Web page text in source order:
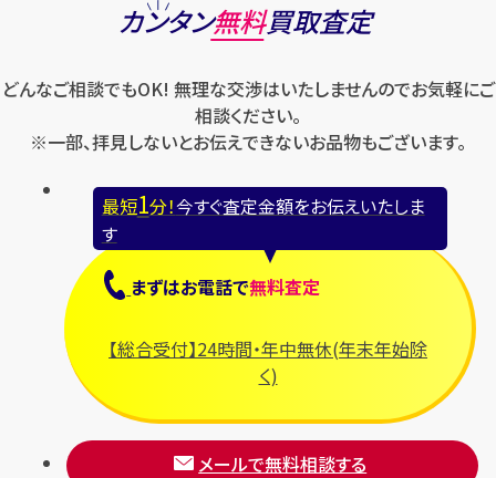
カンタン無料買取査定
どんなご相談でもOK! 無理な交渉はいたしませんのでお気軽にご
相談ください。
※一部、拝見しないとお伝えできないお品物もございます。
最短1分！今すぐ査定金額をお伝えいたしま
す
まずはお電話で無料査定
【総合受付】24時間・年中無休(年末年始除
く)
メールで無料相談する